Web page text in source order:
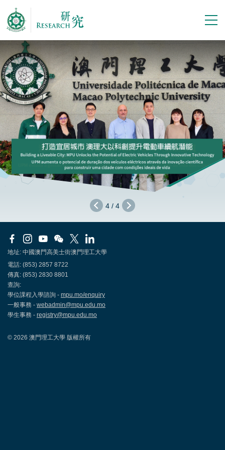
4 / 4
地址: 中國澳門高美士街澳門理工大學
電話: (853) 2857 8722
傳真: (853) 2830 8801
查詢:
學位課程入學諮詢 - mpu.mo/enquiry
一般事務 - webadmin@mpu.edu.mo
學生事務 - registry@mpu.edu.mo
© 2026 澳門理工大學 版權所有